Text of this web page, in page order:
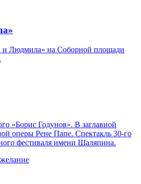
и Людмила» на Соборной площади
«Борис Годунов». В заглавной
оперы Рене Папе. Спектакль 30-го
фестиваля имени Шаляпина.